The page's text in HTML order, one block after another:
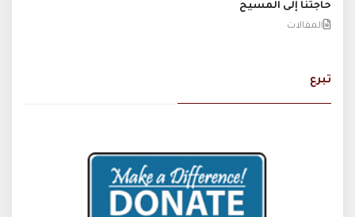
حاجتنا إلى المسيح
المقالات
تبرع